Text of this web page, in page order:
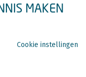
MAKEN
Cookie instellingen